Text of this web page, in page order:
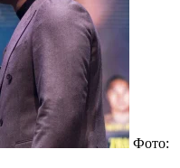
Фото: